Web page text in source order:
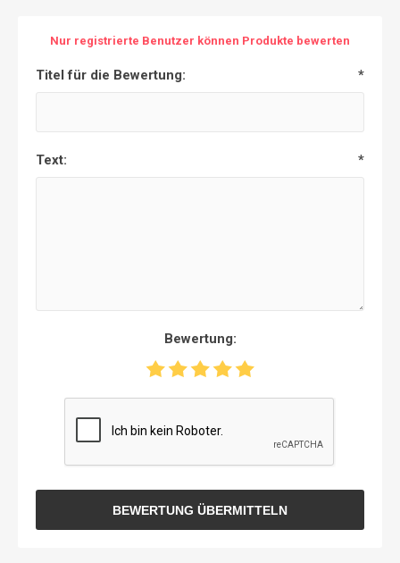
Nur registrierte Benutzer können Produkte bewerten
Titel für die Bewertung: *
Text: *
Bewertung:
BEWERTUNG ÜBERMITTELN